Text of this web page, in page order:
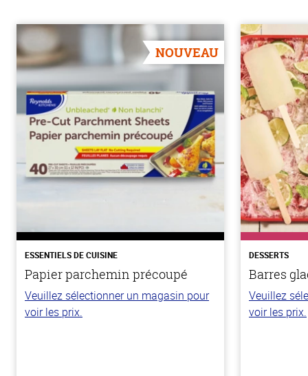
NOUVEAU
ESSENTIELS DE CUISINE
Papier parchemin précoupé
Veuillez sélectionner un magasin pour
voir les prix.
DESSERTS
Barres
Veuillez
voir les prix.